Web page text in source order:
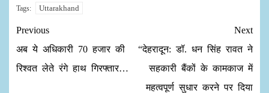
Tags: Uttarakhand
Previous
अब ये अधिकारी 70 हजार की
रिश्वत लेते रंगे हाथ गिरफ्तार…
Next
“देहरादून: डॉ. धन सिंह रावत ने
सहकारी बैंकों के कामकाज में
महत्वपूर्ण सुधार करने पर दिया